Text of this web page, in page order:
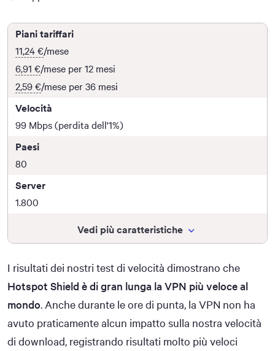
Piani tariffari
11,24 €/mese
6,91 €/mese per 12 mesi
2,59 €/mese per 36 mesi
Velocità
99 Mbps (perdita dell'1%)
Paesi
80
Server
1.800
Vedi più caratteristiche
I risultati dei nostri test di velocità dimostrano che
Hotspot Shield è di gran lunga la VPN più veloce al
mondo. Anche durante le ore di punta, la VPN non ha
avuto praticamente alcun impatto sulla nostra velocità
di download, registrando risultati molto più veloci